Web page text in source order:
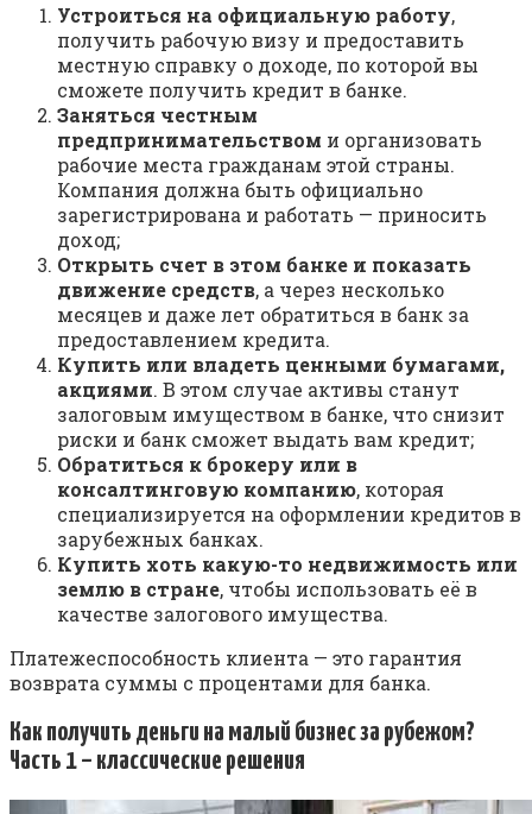
Устроиться на официальную работу,
получить рабочую визу и предоставить
местную справку о доходе, по которой вы
сможете получить кредит в банке.
Заняться честным
предпринимательством и организовать
рабочие места гражданам этой страны.
Компания должна быть официально
зарегистрирована и работать — приносить
доход;
Открыть счет в этом банке и показать
движение средств, а через несколько
месяцев и даже лет обратиться в банк за
предоставлением кредита.
Купить или владеть ценными бумагами,
акциями. В этом случае активы станут
залоговым имуществом в банке, что снизит
риски и банк сможет выдать вам кредит;
Обратиться к брокеру или в
консалтинговую компанию, которая
специализируется на оформлении кредитов в
зарубежных банках.
Купить хоть какую-то недвижимость или
землю в стране, чтобы использовать её в
качестве залогового имущества.
Платежеспособность клиента — это гарантия
возврата суммы с процентами для банка.
Как получить деньги на малый бизнес за рубежом?
Часть 1 – классические решения